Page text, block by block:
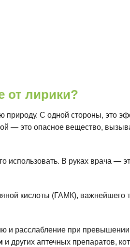
от лирики?
С одной стороны, это
— это опасное вещество,
использовать. В руках врача —
кислоты (ГАМК), важнейшего
расслабление при превышении
и других аптечных препаратов,